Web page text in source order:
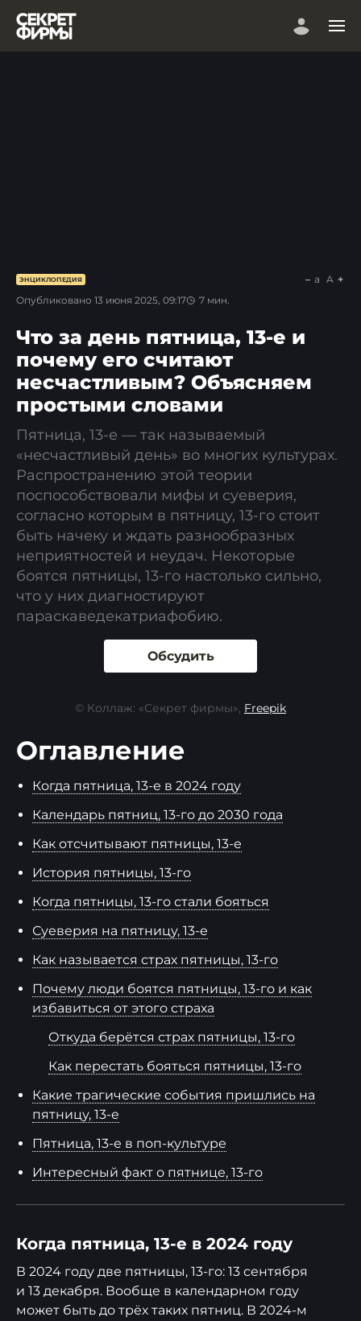
ЭНЦИКЛОПЕДИЯ
Опубликовано 13 июня 2025, 09:17 7 мин.
a A
Что за день пятница, 13-е и
почему его считают
несчастливым? Объясняем
простыми словами
Пятница, 13-е — так называемый
«несчастливый день» во многих культурах.
Распространению этой теории
поспособствовали мифы и суеверия,
согласно которым в пятницу, 13-го стоит
быть начеку и ждать разнообразных
неприятностей и неудач. Некоторые
боятся пятницы, 13-го настолько сильно,
что у них диагностируют
параскаведекатриафобию.
Обсудить
© Коллаж: «Секрет фирмы», Freepik
Оглавление
Когда пятница, 13-е в 2024 году
Календарь пятниц, 13-го до 2030 года
Как отсчитывают пятницы, 13-е
История пятницы, 13-го
Когда пятницы, 13-го стали бояться
Суеверия на пятницу, 13-е
Как называется страх пятницы, 13-го
Почему люди боятся пятницы, 13-го и как
избавиться от этого страха
Откуда берётся страх пятницы, 13-го
Как перестать бояться пятницы, 13-го
Какие трагические события пришлись на
пятницу, 13-е
Пятница, 13-е в поп-культуре
Интересный факт о пятнице, 13-го
Когда пятница, 13-е в 2024 году
В 2024 году две пятницы, 13-го: 13 сентября
и 13 декабря. Вообще в календарном году
может быть до трёх таких пятниц. В 2024-м